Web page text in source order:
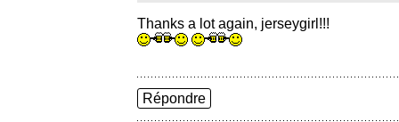
Thanks a lot again, jerseygirl!!!
Répondre